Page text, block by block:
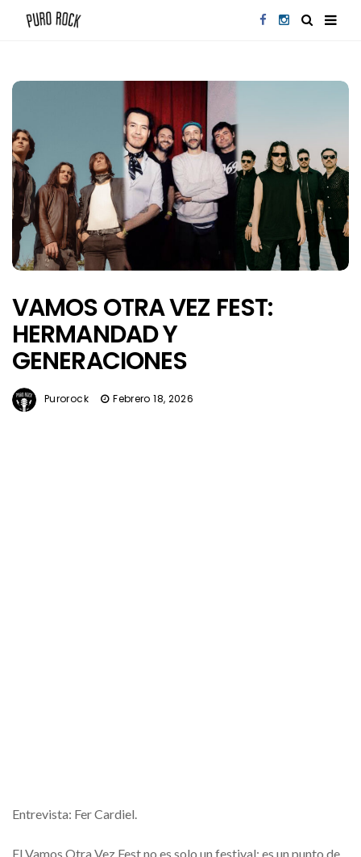
VAMOS OTRA VEZ FEST:
HERMANDAD Y
GENERACIONES
Purorock Febrero 18, 2026
Entrevista: Fer Cardiel.
El Vamos Otra Vez Fest no es solo un festival: es un punto de